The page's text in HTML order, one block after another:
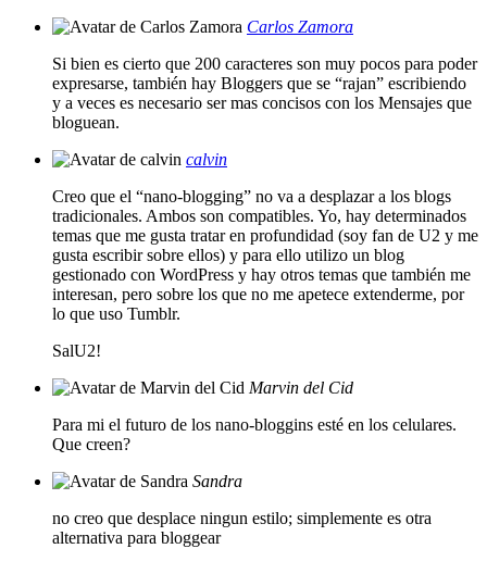
Carlos Zamora
Si bien es cierto que 200 caracteres son muy pocos para poder
expresarse, también hay Bloggers que se “rajan” escribiendo
y a veces es necesario ser mas concisos con los Mensajes que
bloguean.
calvin
Creo que el “nano-blogging” no va a desplazar a los blogs
tradicionales. Ambos son compatibles. Yo, hay determinados
temas que me gusta tratar en profundidad (soy fan de U2 y me
gusta escribir sobre ellos) y para ello utilizo un blog
gestionado con WordPress y hay otros temas que también me
interesan, pero sobre los que no me apetece extenderme, por
lo que uso Tumblr.
SalU2!
Marvin del Cid
Para mi el futuro de los nano-bloggins esté en los celulares.
Que creen?
Sandra
no creo que desplace ningun estilo; simplemente es otra
alternativa para bloggear